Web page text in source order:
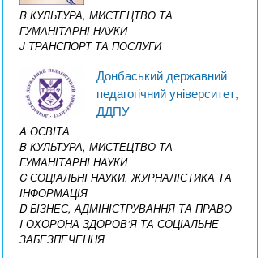
B КУЛЬТУРА, МИСТЕЦТВО ТА
ГУМАНІТАРНІ НАУКИ
J ТРАНСПОРТ ТА ПОСЛУГИ
Донбаський державний
педагогічний університет,
ДДПУ
A ОСВІТА
B КУЛЬТУРА, МИСТЕЦТВО ТА
ГУМАНІТАРНІ НАУКИ
C СОЦІАЛЬНІ НАУКИ, ЖУРНАЛІСТИКА ТА
ІНФОРМАЦІЯ
D БІЗНЕС, АДМІНІСТРУВАННЯ ТА ПРАВО
I ОХОРОНА ЗДОРОВ’Я ТА СОЦІАЛЬНЕ
ЗАБЕЗПЕЧЕННЯ